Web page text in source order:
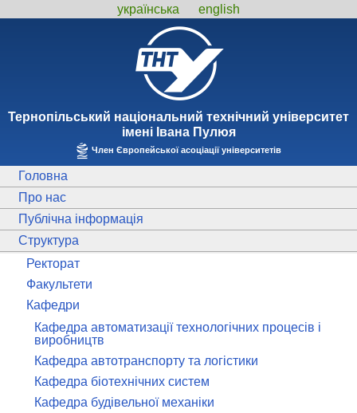
українська english
Тернопiльський національний технiчний унiверситет
iменi Iвана Пулюя
Член Європейської асоціації університетів
Головна
Про нас
Публічна інформація
Структура
Ректорат
Факультети
Кафедри
Кафедра автоматизації технологічних процесів і
виробництв
Кафедра автотранспорту та логістики
Кафедра біотехнічних систем
Кафедра будівельної механіки